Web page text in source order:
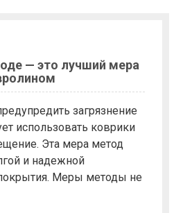
— это лучший мера
загрязнение
использовать коврики
Эта мера метод
и надежной
Меры методы не